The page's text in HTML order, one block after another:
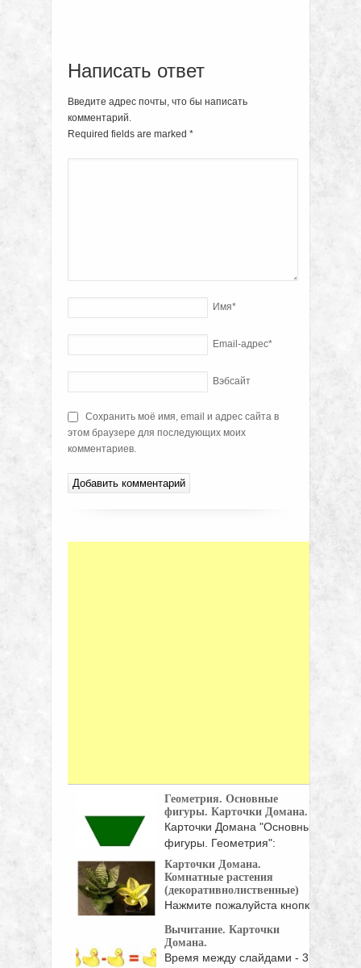
Написать ответ
Введите адрес почты, что бы написать
комментарий.
Required fields are marked *
Имя*
Email-адрес*
Вэбсайт
Сохранить моё имя, email и адрес сайта в
этом браузере для последующих моих
комментариев.
Геометрия. Основные
фигуры. Карточки Домана.
Карточки Домана "Основные
фигуры. Геометрия":
Квадрат, прямоугольник,
треугольник, ...
Карточки Домана.
Комнатные растения
(декоративнолиственные)
Нажмите пожалуйста кнопки
Вычитание. Карточки
Домана.
Время между слайдами - 3